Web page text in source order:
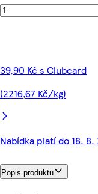
39,90 Kč s Clubcard
(2216,67 Kč/kg)
Nabídka platí do 18. 8.
Popis produktu